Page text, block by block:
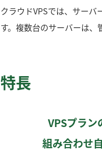
クラウドVPSでは、サー
す。複数台のサーバーは、
特長
VPSプラン
組み合わせ